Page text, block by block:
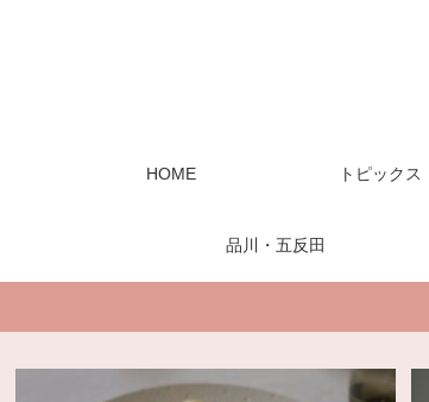
HOME トピックス
品川・五反田